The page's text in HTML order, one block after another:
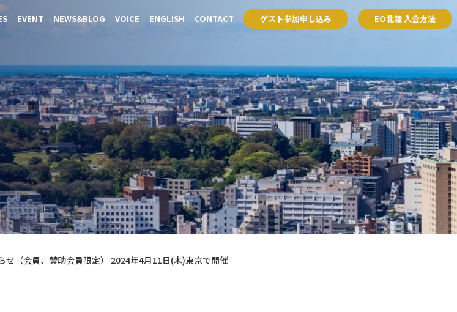
会長挨拶 理事紹介 賛助会員
MyEO アクセラレーター 塾
会長挨拶 理事紹介 賛助会員
MyEO アクセラレーター 塾
EVENT NEWS&BLOG VOICE ENGLISH CONTACT ゲスト参加申し込み EO北陸 入会方法
（会員、賛助会員限定） 2024年4月11日(木)東京で開催